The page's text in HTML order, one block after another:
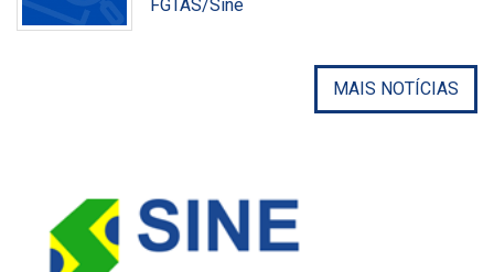
FGTAS/Sine
MAIS NOTÍCIAS